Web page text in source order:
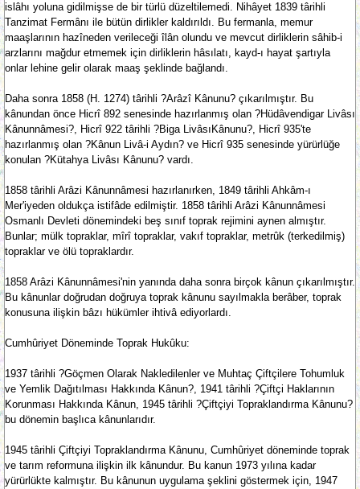
islâhı yoluna gidilmişse de bir türlü düzeltilemedi. Nihâyet 1839 târihli
Tanzimat Fermânı ile bütün dirlikler kaldırıldı. Bu fermanla, memur
maaşlarının hazîneden verileceği îlân olundu ve mevcut dirliklerin sâhib-i
arzlarını mağdur etmemek için dirliklerin hâsılatı, kayd-ı hayat şartıyla
onlar lehine gelir olarak maaş şeklinde bağlandı.
Daha sonra 1858 (H. 1274) târihli ?Arâzî Kânunu? çıkarılmıştır. Bu
kânundan önce Hicrî 892 senesinde hazırlanmış olan ?Hüdâvendigar Livâsı
Kânunnâmesi?, Hicrî 922 târihli ?Biga LivâsıKânunu?, Hicrî 935'te
hazırlanmış olan ?Kânun Livâ-i Aydın? ve Hicrî 935 senesinde yürürlüğe
konulan ?Kütahya Livâsı Kânunu? vardı.
1858 târihli Arâzi Kânunnâmesi hazırlanırken, 1849 târihli Ahkâm-ı
Mer'iyeden oldukça istifâde edilmiştir. 1858 târihli Arâzi Kânunnâmesi
Osmanlı Devleti dönemindeki beş sınıf toprak rejimini aynen almıştır.
Bunlar; mülk topraklar, mîrî topraklar, vakıf topraklar, metrûk (terkedilmiş)
topraklar ve ölü topraklardır.
1858 Arâzi Kânunnâmesi'nin yanında daha sonra birçok kânun çıkarılmıştır.
Bu kânunlar doğrudan doğruya toprak kânunu sayılmakla berâber, toprak
konusuna ilişkin bâzı hükümler ihtivâ ediyorlardı.
Cumhûriyet Döneminde Toprak Hukûku:
1937 târihli ?Göçmen Olarak Nakledilenler ve Muhtaç Çiftçilere Tohumluk
ve Yemlik Dağıtılması Hakkında Kânun?, 1941 târihli ?Çiftçi Haklarının
Korunması Hakkında Kânun, 1945 târihli ?Çiftçiyi Topraklandırma Kânunu?
bu dönemin başlıca kânunlarıdır.
1945 târihli Çiftçiyi Topraklandırma Kânunu, Cumhûriyet döneminde toprak
ve tarım reformuna ilişkin ilk kânundur. Bu kanun 1973 yılına kadar
yürürlükte kalmıştır. Bu kânunun uygulama şeklini göstermek için, 1947